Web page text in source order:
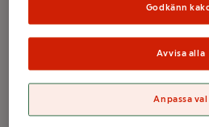
Binda
utan
ICA Basic
Godkänn
Avvisa alla
Anpassa val